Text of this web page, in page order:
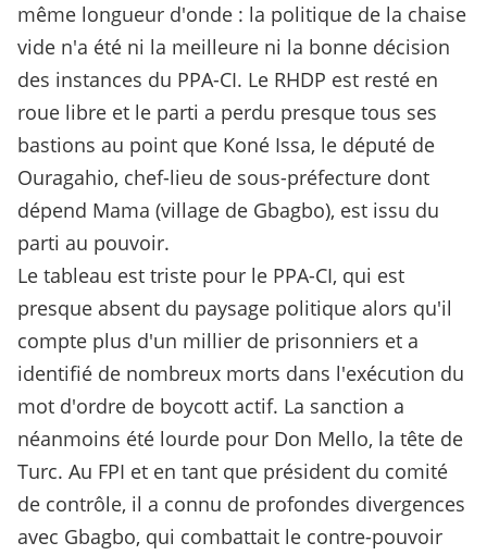
même longueur d'onde : la politique de la chaise
vide n'a été ni la meilleure ni la bonne décision
des instances du PPA-CI. Le RHDP est resté en
roue libre et le parti a perdu presque tous ses
bastions au point que Koné Issa, le député de
Ouragahio, chef-lieu de sous-préfecture dont
dépend Mama (village de Gbagbo), est issu du
parti au pouvoir.
Le tableau est triste pour le PPA-CI, qui est
presque absent du paysage politique alors qu'il
compte plus d'un millier de prisonniers et a
identifié de nombreux morts dans l'exécution du
mot d'ordre de boycott actif. La sanction a
néanmoins été lourde pour Don Mello, la tête de
Turc. Au FPI et en tant que président du comité
de contrôle, il a connu de profondes divergences
avec Gbagbo, qui combattait le contre-pouvoir